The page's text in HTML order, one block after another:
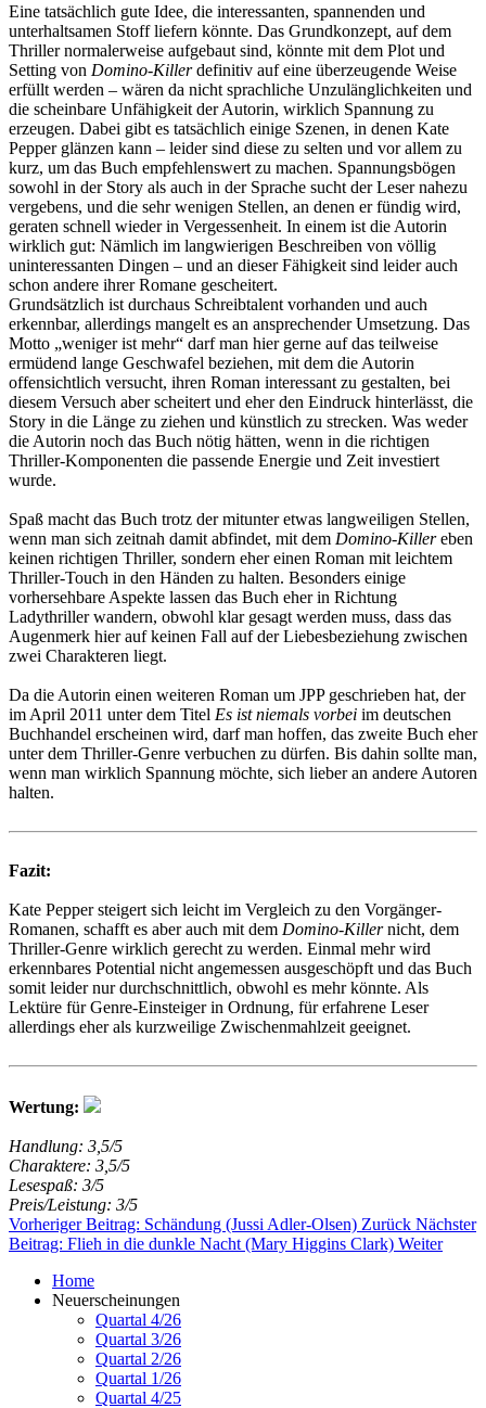
Eine tatsächlich gute Idee, die interessanten, spannenden und
unterhaltsamen Stoff liefern könnte. Das Grundkonzept, auf dem
Thriller normalerweise aufgebaut sind, könnte mit dem Plot und
Setting von Domino-Killerdefinitiv auf eine überzeugende Weise
erfüllt werden – wären da nicht sprachliche Unzulänglichkeiten und
die scheinbare Unfähigkeit der Autorin, wirklich Spannung zu
erzeugen. Dabei gibt es tatsächlich einige Szenen, in denen Kate
Pepper glänzen kann – leider sind diese zu selten und vor allem zu
kurz, um das Buch empfehlenswert zu machen. Spannungsbögen
sowohl in der Story als auch in der Sprache sucht der Leser nahezu
vergebens, und die sehr wenigen Stellen, an denen er fündig wird,
geraten schnell wieder in Vergessenheit. In einem ist die Autorin
wirklich gut: Nämlich im langwierigen Beschreiben von völlig
uninteressanten Dingen – und an dieser Fähigkeit sind leider auch
schon andere ihrer Romane gescheitert.
Grundsätzlich ist durchaus Schreibtalent vorhanden und auch
erkennbar, allerdings mangelt es an ansprechender Umsetzung. Das
Motto „weniger ist mehr“ darf man hier gerne auf das teilweise
ermüdend lange Geschwafel beziehen, mit dem die Autorin
offensichtlich versucht, ihren Roman interessant zu gestalten, bei
diesem Versuch aber scheitert und eher den Eindruck hinterlässt, die
Story in die Länge zu ziehen und künstlich zu strecken. Was weder
die Autorin noch das Buch nötig hätten, wenn in die richtigen
Thriller-Komponenten die passende Energie und Zeit investiert
wurde.
Spaß macht das Buch trotz der mitunter etwas langweiligen Stellen,
wenn man sich zeitnah damit abfindet, mit dem Domino-Killereben
keinen richtigen Thriller, sondern eher einen Roman mit leichtem
Thriller-Touch in den Händen zu halten. Besonders einige
vorhersehbare Aspekte lassen das Buch eher in Richtung
Ladythriller wandern, obwohl klar gesagt werden muss, dass das
Augenmerk hier auf keinen Fall auf der Liebesbeziehung zwischen
zwei Charakteren liegt.
Da die Autorin einen weiteren Roman um JPP geschrieben hat, der
im April 2011 unter dem Titel Es ist niemals vorbei im deutschen
Buchhandel erscheinen wird, darf man hoffen, das zweite Buch eher
unter dem Thriller-Genre verbuchen zu dürfen. Bis dahin sollte man,
wenn man wirklich Spannung möchte, sich lieber an andere Autoren
halten.
Fazit:
Kate Pepper steigert sich leicht im Vergleich zu den Vorgänger-
Romanen, schafft es aber auch mit dem Domino-Killernicht, dem
Thriller-Genre wirklich gerecht zu werden. Einmal mehr wird
erkennbares Potential nicht angemessen ausgeschöpft und das Buch
somit leider nur durchschnittlich, obwohl es mehr könnte. Als
Lektüre für Genre-Einsteiger in Ordnung, für erfahrene Leser
allerdings eher als kurzweilige Zwischenmahlzeit geeignet.
Wertung:
Handlung: 3,5/5
Charaktere: 3,5/5
Lesespaß: 3/5
Preis/Leistung: 3/5
Vorheriger Beitrag: Schändung (Jussi Adler-Olsen) Zurück Nächster
Beitrag: Flieh in die dunkle Nacht (Mary Higgins Clark) Weiter
Home
Neuerscheinungen
Quartal 4/26
Quartal 3/26
Quartal 2/26
Quartal 1/26
Quartal 4/25